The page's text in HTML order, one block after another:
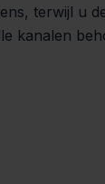
terwijl u
kanalen